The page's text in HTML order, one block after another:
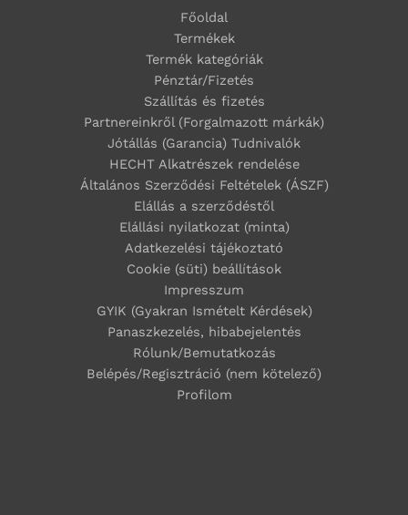
Főoldal
Termékek
Termék kategóriák
Pénztár/Fizetés
Szállítás és fizetés
Partnereinkről (Forgalmazott márkák)
Jótállás (Garancia) Tudnivalók
HECHT Alkatrészek rendelése
Általános Szerződési Feltételek (ÁSZF)
Elállás a szerződéstől
Elállási nyilatkozat (minta)
Adatkezelési tájékoztató
Cookie (süti) beállítások
Impresszum
GYIK (Gyakran Ismételt Kérdések)
Panaszkezelés, hibabejelentés
Rólunk/Bemutatkozás
Belépés/Regisztráció (nem kötelező)
Profilom